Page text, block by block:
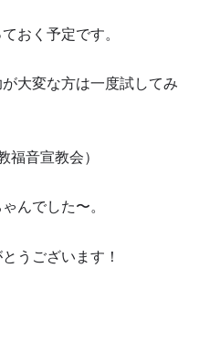
おく予定です。
大変な方は一度試してみ
福音宣教会）
んでした〜。
うございます！